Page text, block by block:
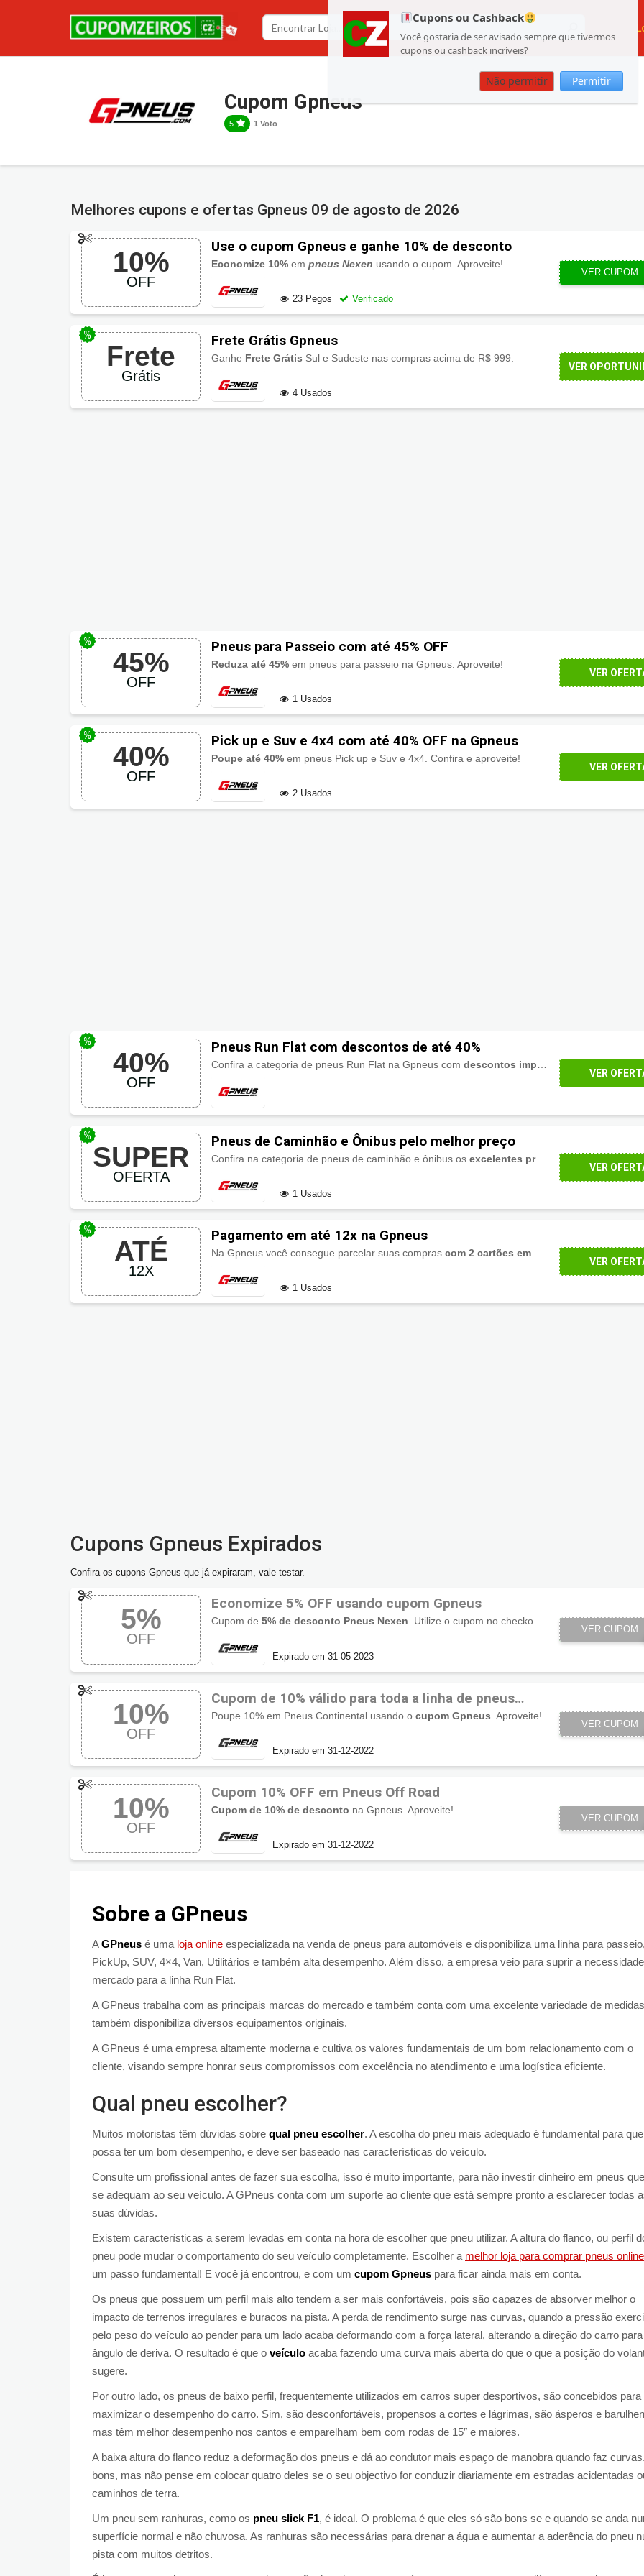
Cupons ou Cashback
Você gostaria de ser avisado sempre que tivermos
cupons ou cashback incríveis?
Não permitir Permitir
Cupom Gpneus
5 1 Voto
Melhores cupons e ofertas Gpneus 09 de agosto de 2026
10%
OFF
Use o cupom Gpneus e ganhe 10% de desconto
Economize 10% empneus Nexen usando o cupom. Aproveite!
23 Pegos Verificado
VER CUPOM
Frete
Grátis
Frete Grátis Gpneus
Ganhe Frete Grátis Sul e Sudeste nas compras acima de R$ 999.
4 Usados
VER
45%
OFF
Pneus para Passeio com até 45% OFF
Reduza até 45% em pneus para passeio na Gpneus. Aproveite!
1 Usados
VER
40%
OFF
Pick up e Suv e 4x4 com até 40% OFF na Gpneus
Poupe até 40% em pneus Pick up e Suv e 4x4. Confira e aproveite!
2 Usados
VER
40%
OFF
Pneus Run Flat com descontos de até 40%
Confira a categoria de pneus Run Flat na Gpneus comdescontos imperdíveis de até 40%
VER
SUPER
OFERTA
Pneus de Caminhão e Ônibus pelo melhor preço
Confira na categoria de pneus de caminhão e ônibus osexcelentes preços e top marcas
1 Usados
VER
ATÉ
12X
Pagamento em até 12x na Gpneus
Na Gpneus você consegue parcelar suas comprascom 2 cartões em até 12x
1 Usados
VER
Cupons Gpneus Expirados
Confira os cupons Gpneus que já expiraram, vale testar.
5%
OFF
Economize 5% OFF usando cupom Gpneus
Cupom de5% de desconto Pneus Nexen. Utilize o cupom no checkout e aproveite!
Expirado em 31-05-2023
VER CUPOM
10%
OFF
Cupom de 10% válido para toda a linha de pneus
Continental
Poupe 10% em Pneus Continental usando ocupom Gpneus . Aproveite!
Expirado em 31-12-2022
VER CUPOM
10%
OFF
Cupom 10% OFF em Pneus Off Road
Cupom de 10% de desconto na Gpneus. Aproveite!
Expirado em 31-12-2022
VER CUPOM
Sobre a GPneus
AGPneus é uma loja online especializada na venda de pneus para automóveis e disponibiliza uma linha para
PickUp, SUV, 4×4, Van, Utilitários e também alta desempenho. Além disso, a empresa veio para suprir a
mercado para a linha Run Flat.
A GPneus trabalha com as principais marcas do mercado e também conta com uma excelente variedade de
também disponibiliza diversos equipamentos originais.
A GPneus é uma empresa altamente moderna e cultiva os valores fundamentais de um bom relacionamento com o
cliente, visando sempre honrar seus compromissos com excelência no atendimento e uma logística eficiente.
Qual pneu escolher?
Muitos motoristas têm dúvidas sobre qual pneu escolher. A escolha do pneu mais adequado é fundamental para
possa ter um bom desempenho, e deve ser baseado nas características do veículo.
Consulte um profissional antes de fazer sua escolha, isso é muito importante, para não investir dinheiro em pneus
se adequam ao seu veículo. A GPneus conta com um suporte ao cliente que está sempre pronto a esclarecer todas
suas dúvidas.
Existem características a serem levadas em conta na hora de escolher que pneu utilizar. A altura do flanco, ou perfil
pneu pode mudar o comportamento do seu veículo completamente. Escolher a melhor loja para comprar pneus online
um passo fundamental! E você já encontrou, e com um cupom Gpneus para ficar ainda mais em conta.
Os pneus que possuem um perfil mais alto tendem a ser mais confortáveis, pois são capazes de absorver melhor o
impacto de terrenos irregulares e buracos na pista. A perda de rendimento surge nas curvas, quando a pressão
pelo peso do veículo ao pender para um lado acaba deformando com a força lateral, alterando a direção do carro
ângulo de deriva. O resultado é que o veículo acaba fazendo uma curva mais aberta do que o que a posição do
sugere.
Por outro lado, os pneus de baixo perfil, frequentemente utilizados em carros super desportivos, são concebidos para
maximizar o desempenho do carro. Sim, são desconfortáveis, propensos a cortes e lágrimas, são ásperos e
mas têm melhor desempenho nos cantos e emparelham bem com rodas de 15″ e maiores.
A baixa altura do flanco reduz a deformação dos pneus e dá ao condutor mais espaço de manobra quando faz
bons, mas não pense em colocar quatro deles se o seu objectivo for conduzir diariamente em estradas acidentadas
caminhos de terra.
Um pneu sem ranhuras, como os pneu slick F1, é ideal. O problema é que eles só são bons se e quando se anda
superfície normal e não chuvosa. As ranhuras são necessárias para drenar a água e aumentar a aderência do pneu
pista com muitos detritos.